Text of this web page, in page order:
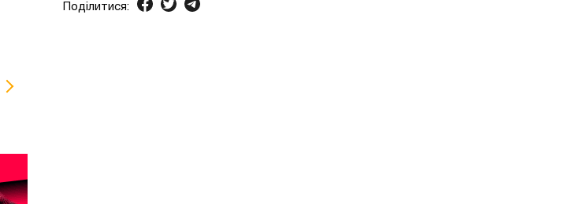
Поділитися: